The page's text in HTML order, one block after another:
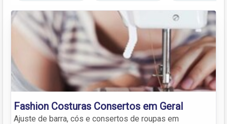
Fashion Costuras Consertos em Geral
Ajuste de barra, cós e consertos de roupas em